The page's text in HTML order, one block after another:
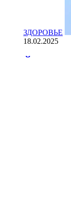
ЗДОРОВЬЕ
18.02.2025
Йогурт